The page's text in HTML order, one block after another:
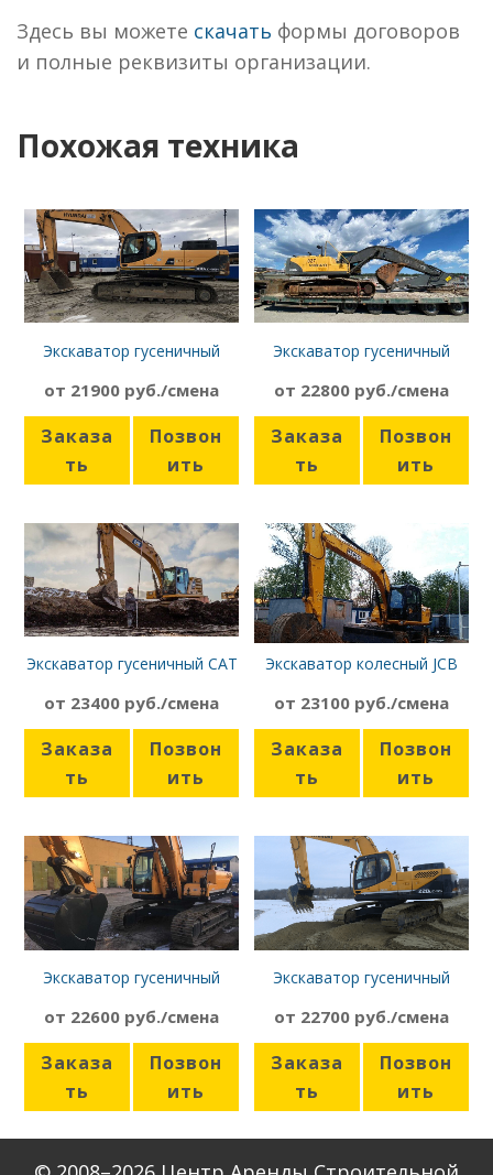
Здесь вы можете скачать формы договоров
и полные реквизиты организации.
Похожая техника
Экскаватор гусеничный
от 21900 руб./смена
Заказа
ть
Позвон
ить
Экскаватор гусеничный
от 22800 руб./смена
Заказа
ть
Позвон
ить
Экскаватор гусеничный CAT
от 23400 руб./смена
Заказа
ть
Позвон
ить
Экскаватор колесный JCB
от 23100 руб./смена
Заказа
ть
Позвон
ить
Экскаватор гусеничный
от 22600 руб./смена
Заказа
ть
Позвон
ить
Экскаватор гусеничный
от 22700 руб./смена
Заказа
ть
Позвон
ить